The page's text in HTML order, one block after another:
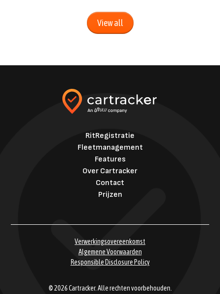
View all
RitRegistratie
Fleetmanagement
Features
Over Cartracker
Contact
Prijzen
© 2026 Cartracker. Alle rechten voorbehouden.
Verwerkingsovereenkomst
Algemene Voorwaarden
Responsible Disclosure Policy